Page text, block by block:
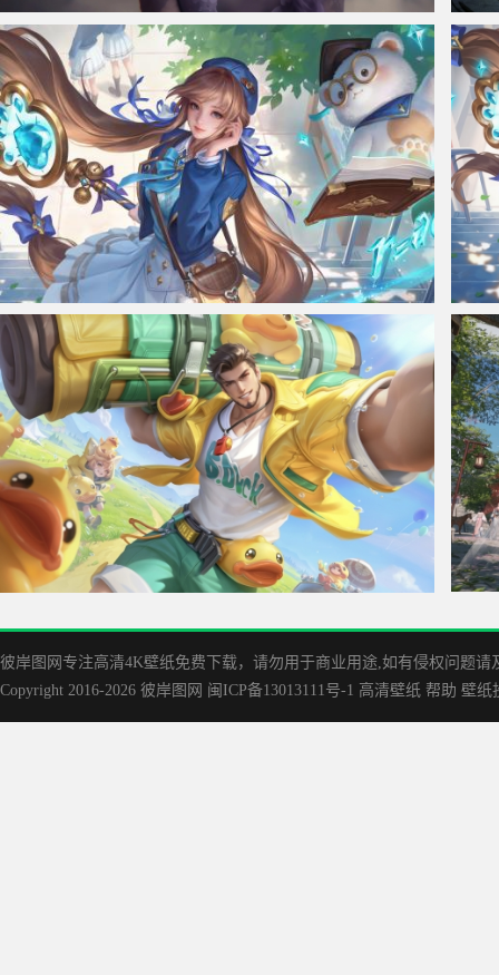
仙侠凌仙 紫色长卷发美女 古风古典 4K壁纸 鸣潮
大乔 微风如诗 王者荣耀3440x1440超高清带鱼屏壁纸 【大
彼岸图网专注高清4K壁纸免费下载，请勿用于商业用途,如有侵权问题
Copyright 2016-2026 彼岸图网 闽ICP备13013111号-1 高清壁纸 帮助 壁纸